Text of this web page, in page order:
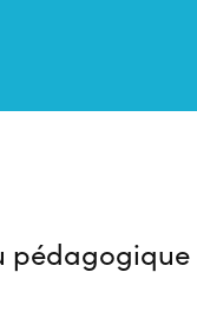
pédagogique